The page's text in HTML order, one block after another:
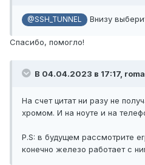
@SSH_TUNNEL Внизу
Спасибо, помогло!
В 04.04.2023 в 17:17,
На счет цитат ни разу не
хромом. И на ноуте и на
P.S: в будущем рассмотрите
конечно железо работает с